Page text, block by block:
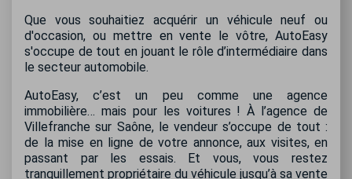
Que vous souhaitiez acquérir un véhicule neuf ou
d'occasion, ou mettre en vente le vôtre, AutoEasy
s'occupe de tout en jouant le rôle d’intermédiaire dans
le secteur automobile.
AutoEasy, c’est un peu comme une agence
immobilière… mais pour les voitures ! À l’agence de
Villefranche sur Saône, le vendeur s’occupe de tout :
de la mise en ligne de votre annonce, aux visites, en
passant par les essais. Et vous, vous restez
tranquillement propriétaire du véhicule jusqu’à sa vente